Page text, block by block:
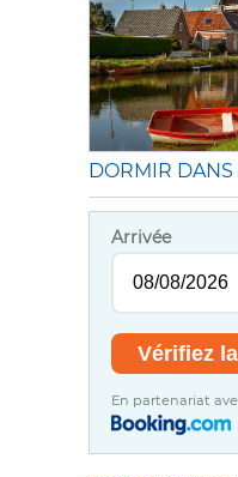
DORMIR
Arrivée
En partenariat